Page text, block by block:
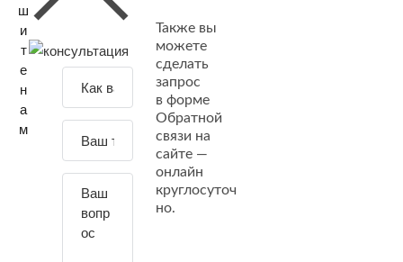
ш
и
т
е
н
а
м
Также вы
можете
сделать
запрос
в форме
Обратной
связи на
сайте —
онлайн
круглосуточ
но.